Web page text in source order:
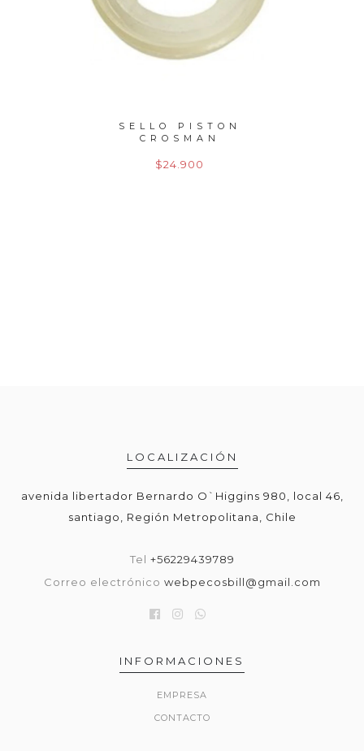
SELLO PISTON
CROSMAN
$24.900
LOCALIZACIÓN
avenida libertador Bernardo O`Higgins 980, local 46,
santiago, Región Metropolitana, Chile
Tel +56229439789
Correo electrónico webpecosbill@gmail.com
INFORMACIONES
EMPRESA
CONTACTO